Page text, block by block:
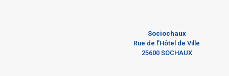
Sociochaux
Rue de l'Hôtel de Ville
25600 SOCHAUX